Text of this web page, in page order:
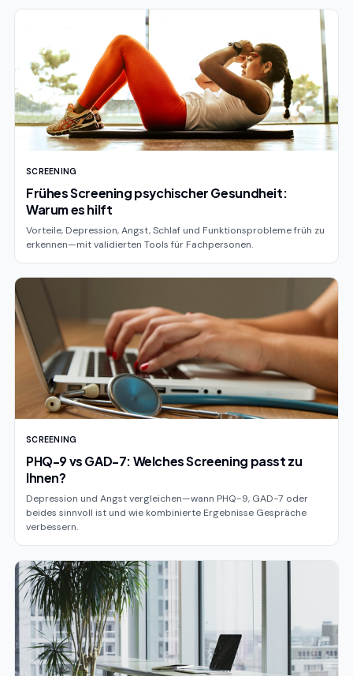
SCREENING
Frühes Screening psychischer Gesundheit:
Warum es hilft
Vorteile, Depression, Angst, Schlaf und Funktionsprobleme früh zu
erkennen—mit validierten Tools für Fachpersonen.
SCREENING
PHQ-9 vs GAD-7: Welches Screening passt zu
Ihnen?
Depression und Angst vergleichen—wann PHQ-9, GAD-7 oder
beides sinnvoll ist und wie kombinierte Ergebnisse Gespräche
verbessern.